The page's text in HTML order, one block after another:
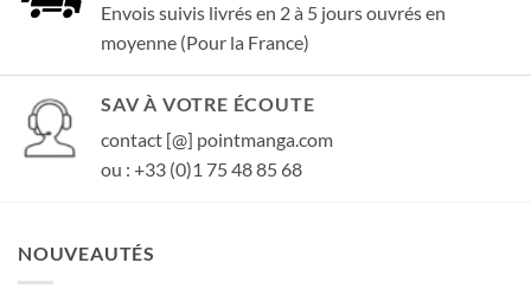
Envois suivis livrés en 2 à 5 jours ouvrés en
moyenne (Pour la France)
SAV À VOTRE ÉCOUTE
contact [@] pointmanga.com
ou : +33 (0)1 75 48 85 68
NOUVEAUTÉS